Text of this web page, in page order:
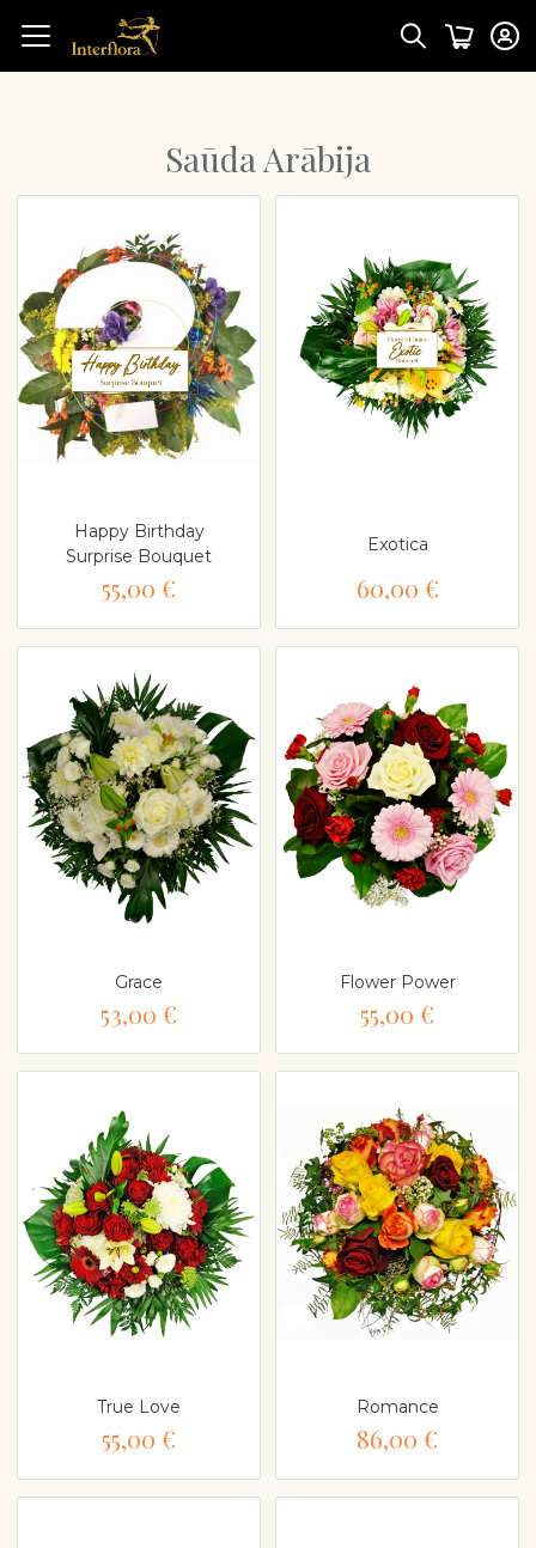
Saūda Arābija
Happy Birthday
Surprise Bouquet
55,00 €
Exotica
60,00 €
Grace
53,00 €
Flower Power
55,00 €
True Love
55,00 €
Romance
86,00 €